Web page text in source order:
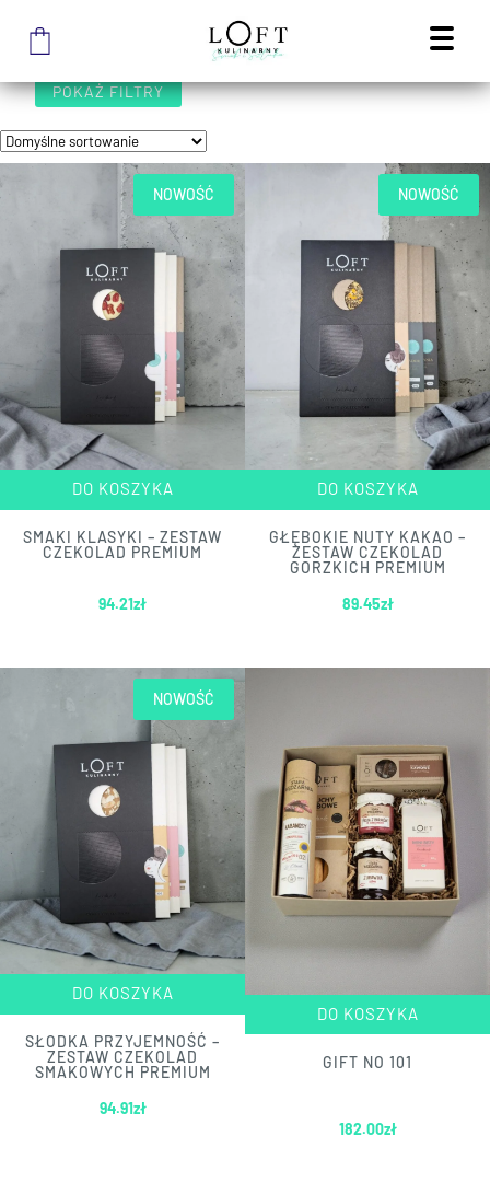
DELIKATESY RZEMIEŚLNICZE
POKAŻ FILTRY
NOWOŚĆ
DO KOSZYKA
SMAKI KLASYKI – ZESTAW
CZEKOLAD PREMIUM
94.21zł
NOWOŚĆ
DO KOSZYKA
GŁĘBOKIE NUTY KAKAO –
ZESTAW CZEKOLAD
GORZKICH PREMIUM
89.45zł
NOWOŚĆ
DO KOSZYKA
SŁODKA PRZYJEMNOŚĆ –
ZESTAW CZEKOLAD
SMAKOWYCH PREMIUM
94.91zł
DO KOSZYKA
GIFT NO 101
182.00zł